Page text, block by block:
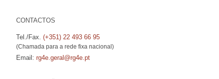
CONTACTOS
Tel./Fax. (+351) 22 493 66 95
(Chamada para a rede fixa nacional)
Email: rg4e.geral@rg4e.pt